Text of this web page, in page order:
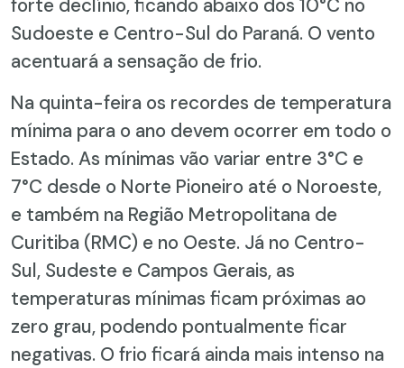
Sudoeste e Centro-Sul do Paraná. O vento
acentuará a sensação de frio.
Na quinta-feira os recordes de temperatura
mínima para o ano devem ocorrer em todo o
Estado. As mínimas vão variar entre 3°C e
7°C desde o Norte Pioneiro até o Noroeste,
e também na Região Metropolitana de
Curitiba (RMC) e no Oeste. Já no Centro-
Sul, Sudeste e Campos Gerais, as
temperaturas mínimas ficam próximas ao
zero grau, podendo pontualmente ficar
negativas. O frio ficará ainda mais intenso na